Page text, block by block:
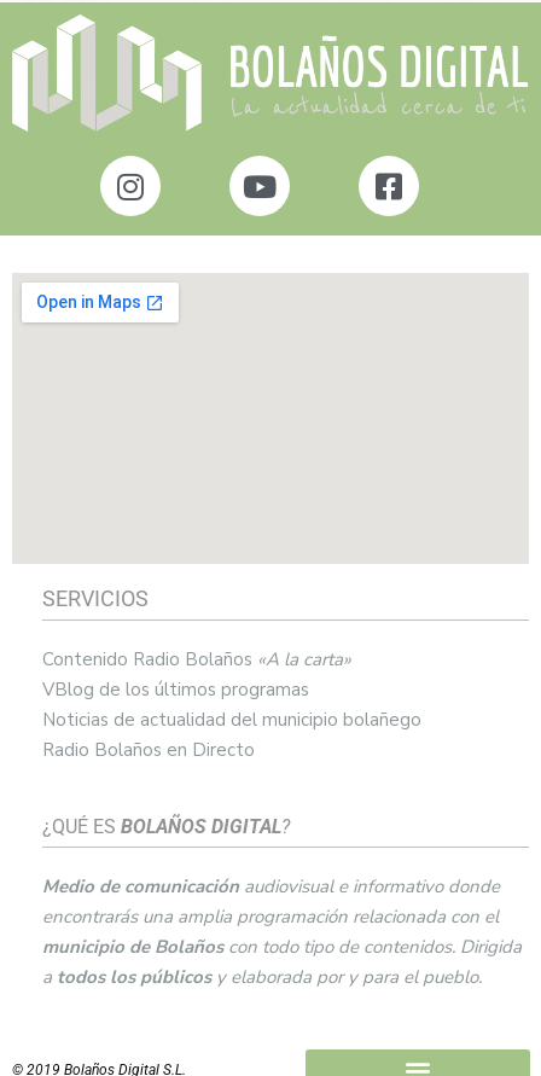
SERVICIOS
Contenido Radio Bolaños «A la carta»
VBlog de los últimos programas
Noticias de actualidad del municipio bolañego
Radio Bolaños en Directo
¿QUÉ ES BOLAÑOS DIGITAL?
Medio de comunicación audiovisual e informativo donde
encontrarás una amplia programación relacionada con el
municipio de Bolaños con todo tipo de contenidos. Dirigida
a todos los públicosy elaborada por y para el pueblo.
© 2019 Bolaños Digital S.L.